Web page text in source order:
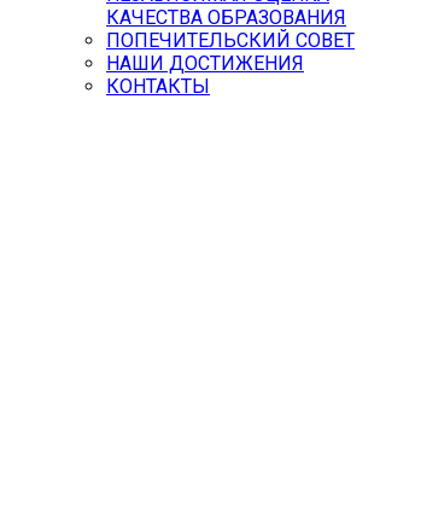
КАЧЕСТВА ОБРАЗОВАНИЯ
ПОПЕЧИТЕЛЬСКИЙ СОВЕТ
НАШИ ДОСТИЖЕНИЯ
КОНТАКТЫ